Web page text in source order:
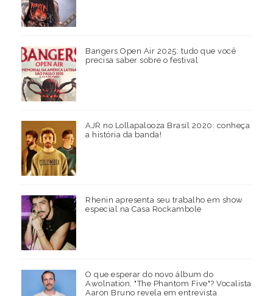
Bangers Open Air 2025: tudo que você
precisa saber sobre o festival
AJR no Lollapalooza Brasil 2020: conheça
a história da banda!
Rhenin apresenta seu trabalho em show
especial na Casa Rockambole
O que esperar do novo álbum do
Awolnation, "The Phantom Five"? Vocalista
Aaron Bruno revela em entrevista